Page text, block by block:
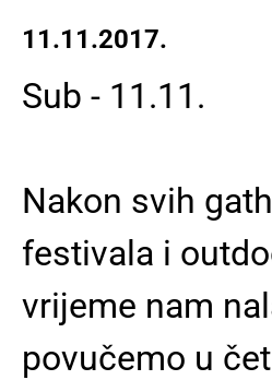
11.11.2017.
Sub - 11.11.
Nakon svih
festivala i
vrijeme nam
povučemo u